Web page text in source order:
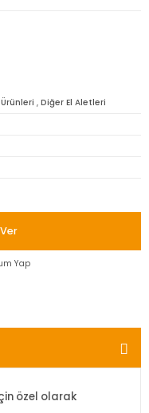
, Diğer El Aletleri
Yap
özel olarak